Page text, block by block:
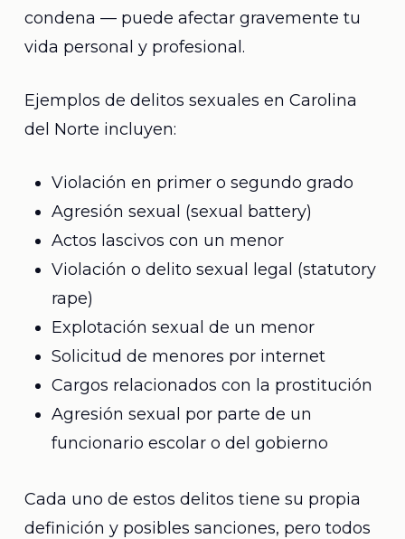
condena — puede afectar gravemente tu
vida personal y profesional.
Ejemplos de delitos sexuales en Carolina
del Norte incluyen:
Violación en primer o segundo grado
Agresión sexual (sexual battery)
Actos lascivos con un menor
Violación o delito sexual legal (statutory
rape)
Explotación sexual de un menor
Solicitud de menores por internet
Cargos relacionados con la prostitución
Agresión sexual por parte de un
funcionario escolar o del gobierno
Cada uno de estos delitos tiene su propia
definición y posibles sanciones, pero todos